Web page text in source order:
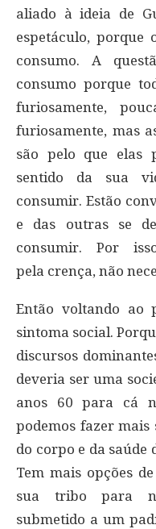
aliado à ideia de
espetáculo,
consumo. A
consumo porque
furiosamente,
furiosamente, mas
são pelo que elas
sentido da sua
consumir. Estão
e das outras se
consumir. Por
pela crença, não
Então voltando ao
sintoma social.
discursos
deveria ser uma
anos 60 para cá
podemos fazer mais
do corpo e da
Tem mais opções
sua tribo para
submetido a um